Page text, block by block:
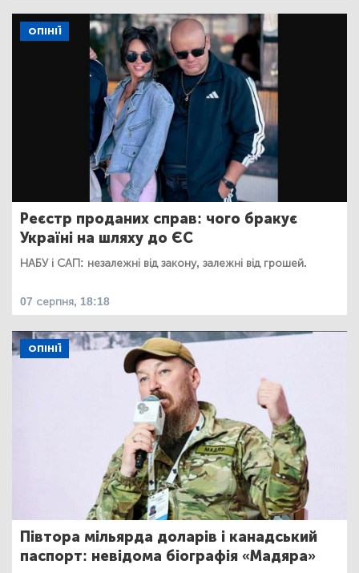
ОПІНІЇ
Реєстр проданих справ: чого бракує
Україні на шляху до ЄС
НАБУ і САП: незалежні від закону, залежні від грошей.
07 серпня, 18:18
ОПІНІЇ
Півтора мільярда доларів і канадський
паспорт: невідома біографія «Мадяра»